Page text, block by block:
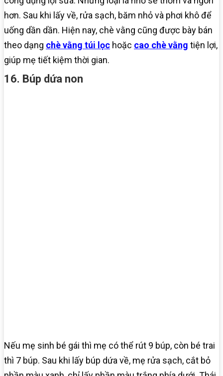
hơn. Sau khi lấy về, rửa sạch, băm nhỏ và phơi khô để
uống dần dần. Hiện nay, chè vằng cũng được bày bán
theo dạng chè vằng túi lọc hoặc cao chè vằng tiện lợi,
giúp mẹ tiết kiệm thời gian.
16. Búp dứa non
Nếu mẹ sinh bé gái thì mẹ có thể rút 9 búp, còn bé trai
thì 7 búp. Sau khi lấy búp dứa về, mẹ rửa sạch, cắt bỏ